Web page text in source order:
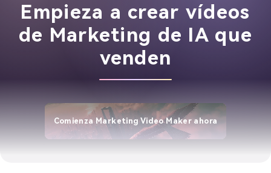
Empieza a crear vídeos
de Marketing de IA que
venden
Comienza Marketing Video Maker ahora